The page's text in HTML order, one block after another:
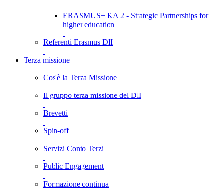
ERASMUS+ KA 2 - Strategic Partnerships for
higher education
Referenti Erasmus DII
Terza missione
Cos'è la Terza Missione
Il gruppo terza missione del DII
Brevetti
Spin-off
Servizi Conto Terzi
Public Engagement
Formazione continua